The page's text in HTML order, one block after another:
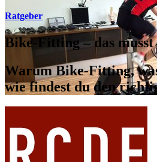
Ratgeber
Bike-Fitting – das musst
Warum Bike-Fitting,
wie findest du den